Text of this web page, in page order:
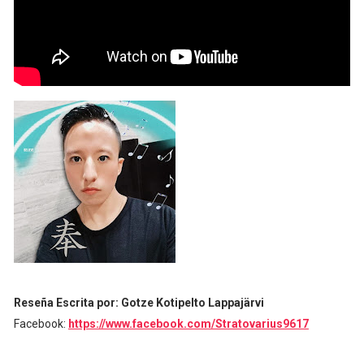
Reseña Escrita por: Gotze Kotipelto Lappajärvi
Facebook: https://www.facebook.com/Stratovarius9617